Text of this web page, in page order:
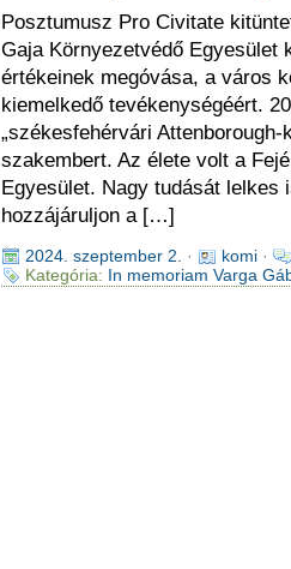
Posztumusz Pro Civitate
Gaja Környezetvédő Egyesület
értékeinek megóvása, a város
kiemelkedő tevékenységéért.
„székesfehérvári
szakembert. Az élete volt a
Egyesület. Nagy tudását lelkes
hozzájáruljon a […]
2024. szeptember 2. · komi·
Kategória: In memoriam Varga